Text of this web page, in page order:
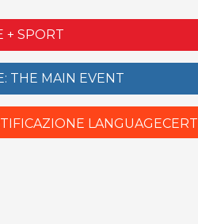
+ SPORT
THE MAIN EVENT
LANGUAGECERT